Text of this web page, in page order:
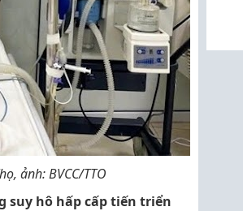
ảnh: BVCC/TTO
suy hô hấp cấp tiến triển